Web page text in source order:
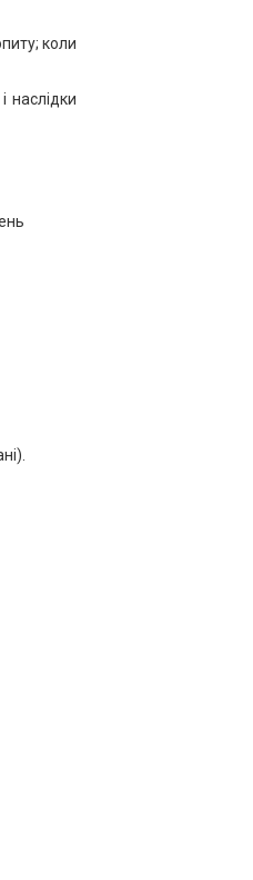
коли
наслідки